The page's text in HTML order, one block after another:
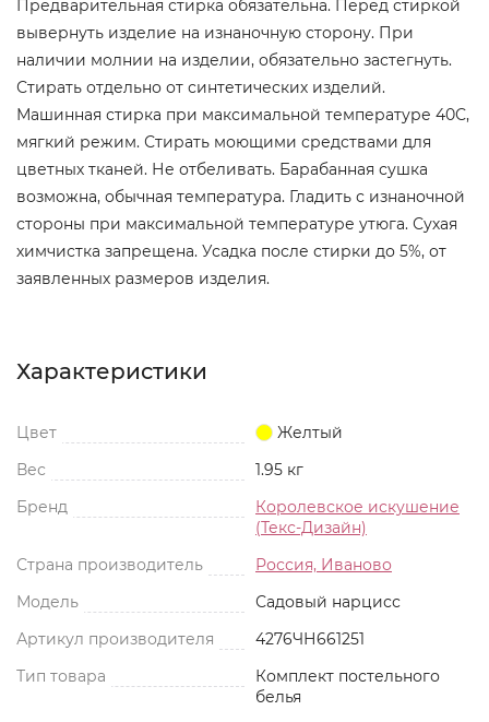
Предварительная стирка обязательна. Перед стиркой
вывернуть изделие на изнаночную сторону. При
наличии молнии на изделии, обязательно застегнуть.
Стирать отдельно от синтетических изделий.
Машинная стирка при максимальной температуре 40С,
мягкий режим. Стирать моющими средствами для
цветных тканей. Не отбеливать. Барабанная сушка
возможна, обычная температура. Гладить с изнаночной
стороны при максимальной температуре утюга. Сухая
химчистка запрещена. Усадка после стирки до 5%, от
заявленных размеров изделия.
Характеристики
Цвет
Желтый
Вес
1.95 кг
Бренд
Королевское искушение
(Текс-Дизайн)
Страна производитель
Россия, Иваново
Модель
Садовый нарцисс
Артикул производителя
4276ЧН661251
Тип товара
Комплект постельного
белья